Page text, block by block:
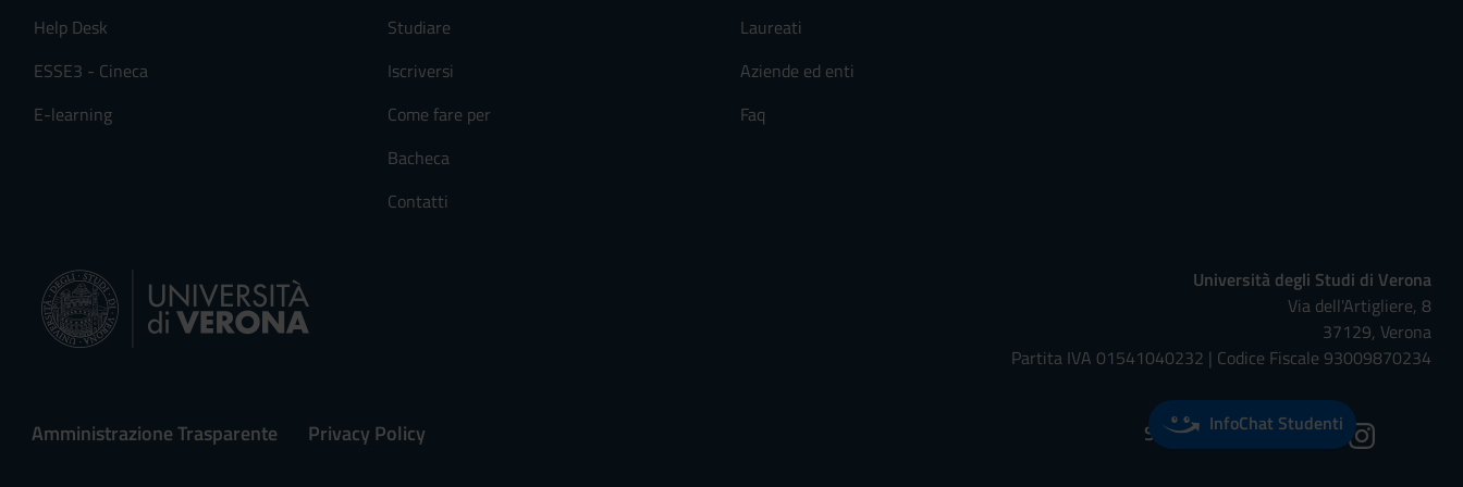
Help Desk
ESSE3 - Cineca
E-learning
Studiare
Iscriversi
Come fare per
Bacheca
Contatti
Laureati
Aziende ed enti
Faq
Università degli Studi di Verona
Via dell'Artigliere, 8
37129, Verona
Partita IVA 01541040232 | Codice Fiscale 93009870234
Amministrazione Trasparente Privacy Policy Seguici su:InfoChat Studenti